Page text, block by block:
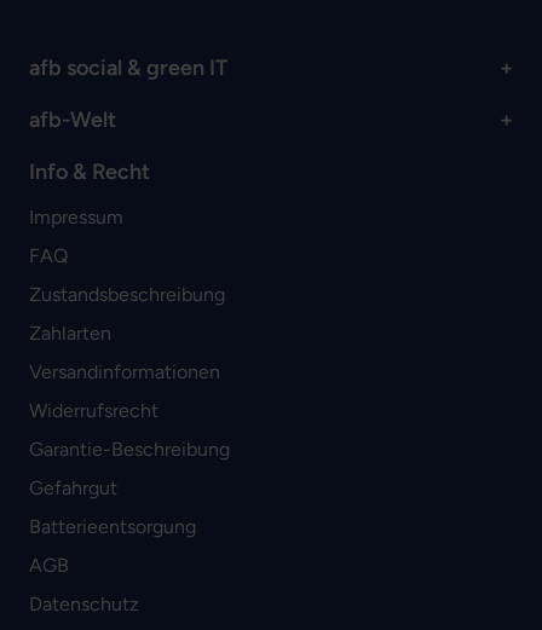
afb social & green IT
afb-Welt
Info & Recht
Impressum
FAQ
Zustandsbeschreibung
Zahlarten
Versandinformationen
Widerrufsrecht
Garantie-Beschreibung
Gefahrgut
Batterieentsorgung
AGB
Datenschutz